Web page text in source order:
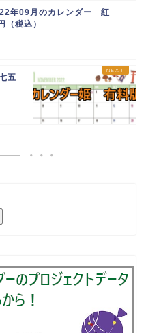
年09月のカレンダー 紅
税込）
五